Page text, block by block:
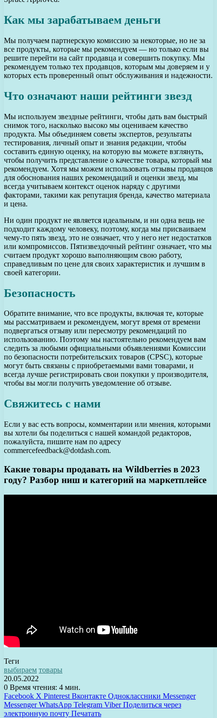
Как мы зарабатываем деньги
Мы получаем партнерскую комиссию за некоторые, но не за
все продукты, которые мы рекомендуем — но только если вы
решите перейти на сайт продавца и совершить покупку. Мы
рекомендуем только тех продавцов, которым мы доверяем и у
которых есть проверенный опыт обслуживания и надежности.
Что означают наши рейтинги звезд
Мы используем звездные рейтинги, чтобы дать вам быстрый
снимок того, насколько высоко мы оцениваем качество
продукта. Мы объединяем советы экспертов, результаты
тестирования, личный опыт и знания редакции, чтобы
составить единую оценку, на которую вы можете взглянуть,
чтобы получить представление о качестве товара, который мы
рекомендуем. Хотя мы можем использовать отзывы продавцов
для обоснования наших рекомендаций и оценки звезд, мы
всегда учитываем контекст оценок наряду с другими
факторами, такими как репутация бренда, качество материала
и цена.
Ни один продукт не является идеальным, и ни одна вещь не
подходит каждому человеку, поэтому, когда мы присваиваем
чему-то пять звезд, это не означает, что у него нет недостатков
или компромиссов. Пятизвездочный рейтинг означает, что мы
считаем продукт хорошо выполняющим свою работу,
справедливым по цене для своих характеристик и лучшим в
своей категории.
Безопасность
Обратите внимание, что все продукты, включая те, которые
мы рассматриваем и рекомендуем, могут время от времени
подвергаться отзыву или пересмотру рекомендаций по
использованию. Поэтому мы настоятельно рекомендуем вам
следить за любыми официальными объявлениями Комиссии
по безопасности потребительских товаров (CPSC), которые
могут быть связаны с приобретаемыми вами товарами, и
всегда лучше регистрировать свои покупки у производителя,
чтобы вы могли получить уведомление об отзыве.
Свяжитесь с нами
Если у вас есть вопросы, комментарии или мнения, которыми
вы хотели бы поделиться с нашей командой редакторов,
пожалуйста, пишите нам по адресу
commercefeedback@dotdash.com.
Какие товары продавать на Wildberries в 2023
году? Разбор ниш и категорий на маркетплейсе
Теги
выбираем товары
20.05.2022
0 Время чтения: 4 мин.
Facebook X Pinterest Вконтакте Одноклассники Messenger
Messenger WhatsApp Telegram Viber Поделиться через
электронную почту Печатать